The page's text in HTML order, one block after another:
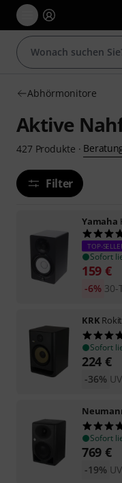
Abhörmonitore
Aktive
427 Produkte ·
Filter
Yamaha
TOP-
Sofort
159 €
30-
-6%
KRK
Sofort
224 €
-36%
Sofort
769 €
-19%